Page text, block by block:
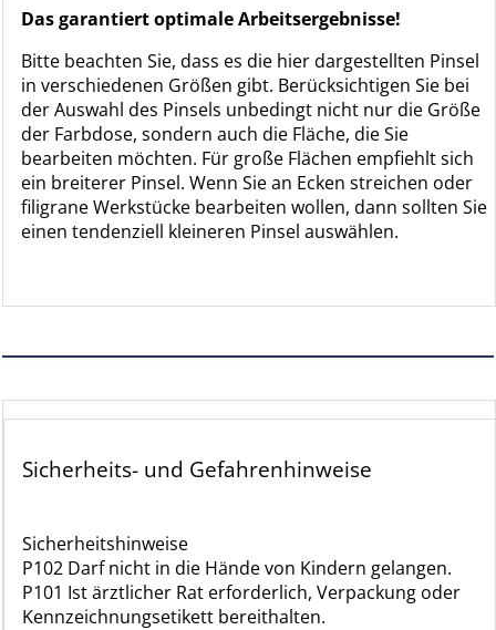
Das garantiert optimale Arbeitsergebnisse!
Bitte beachten Sie, dass es die hier dargestellten Pinsel
in verschiedenen Größen gibt. Berücksichtigen Sie bei
der Auswahl des Pinsels unbedingt nicht nur die Größe
der Farbdose, sondern auch die Fläche, die Sie
bearbeiten möchten. Für große Flächen empfiehlt sich
ein breiterer Pinsel. Wenn Sie an Ecken streichen oder
filigrane Werkstücke bearbeiten wollen, dann sollten Sie
einen tendenziell kleineren Pinsel auswählen.
Sicherheits- und Gefahrenhinweise
Sicherheitshinweise
P102 Darf nicht in die Hände von Kindern gelangen.
P101 Ist ärztlicher Rat erforderlich, Verpackung oder
Kennzeichnungsetikett bereithalten.